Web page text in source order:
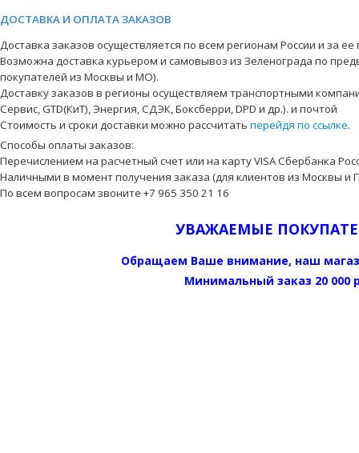
ДОСТАВКА И ОПЛАТА ЗАКАЗОВ
Доставка заказов осуществляется по всем регионам России и за
Возможна доставка курьером и самовывоз из Зеленограда по
покупателей из Москвы и МО).
Доставку заказов в регионы осуществляем транспортными
Сервис, GTD(КиТ), Энергия, СДЭК, Боксберри, DPD и др.). и почтой
Стоимость и сроки доставки можно рассчитать перейдя по ссылке.
Способы оплаты заказов:
Перечислением на расчетный счет или на карту VISA Сбербанка
Наличными в момент получения заказа (для клиентов из Москвы и
По всем вопросам звоните +7 965 350 21 16
УВАЖАЕМЫЕ
Обращаем Ваше внимание, наш
Минимальный заказ 20 000